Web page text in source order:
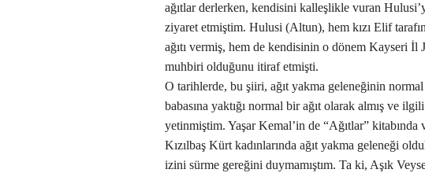
ağıtlar derlerken, kendisini kalleşlikle vuran
ziyaret etmiştim. Hulusi (Altun), hem kızı Elif
ağıtı vermiş, hem de kendisinin o dönem Kayseri İl
muhbiri olduğunu itiraf etmişti.
O tarihlerde, bu şiiri, ağıt yakma geleneğinin
babasına yaktığı normal bir ağıt olarak almış ve
yetinmiştim. Yaşar Kemal’in de “Ağıtlar” kitabında
Kızılbaş Kürt kadınlarında ağıt yakma geleneği
izini sürme gereğini duymamıştım. Ta ki, Aşık